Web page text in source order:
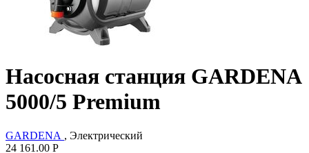
Насосная станция GARDENA
5000/5 Premium
GARDENA , Электрический
24 161.00 Р